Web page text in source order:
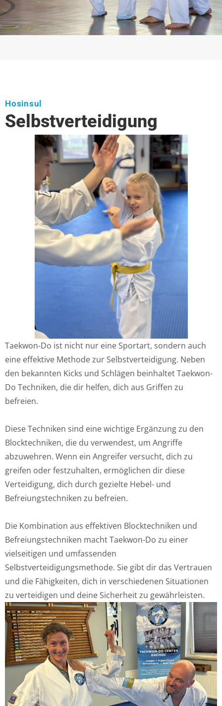
Hosinsul
Selbst­verteidigung
Taekwon-Do ist nicht nur eine Sportart, sondern auch
eine effektive Methode zur Selbstverteidigung. Neben
den bekannten Kicks und Schlägen beinhaltet Taekwon-
Do Techniken, die dir helfen, dich aus Griffen zu
befreien.
Diese Techniken sind eine wichtige Ergänzung zu den
Blocktechniken, die du verwendest, um Angriffe
abzuwehren. Wenn ein Angreifer versucht, dich zu
greifen oder festzuhalten, ermöglichen dir diese
Verteidigung, dich durch gezielte Hebel- und
Befreiungstechniken zu befreien.
Die Kombination aus effektiven Blocktechniken und
Befreiungstechniken macht Taekwon-Do zu einer
vielseitigen und umfassenden
Selbstverteidigungsmethode. Sie gibt dir das Vertrauen
und die Fähigkeiten, dich in verschiedenen Situationen
zu verteidigen und deine Sicherheit zu gewährleisten.